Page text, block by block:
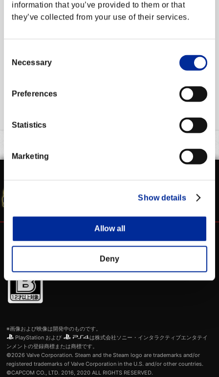
information that you’ve provided to them or that
they’ve collected from your use of their services.
Selection
Necessary
Preferences
Statistics
Marketing
Show details
Allow all
Deny
メンテナンス
・対戦ダイヤグラムに 2023/04の統計情報を追加
・キャラクター使用率に2023/04の統計情報を追加
※画像および映像は開発中のものです。
PlayStation および
は株式会社ソニー・インタラクティブエンタテイ
ンメントの登録商標または商標です。
©2026 Valve Corporation. Steam and the Steam logo are trademarks and/or
registered trademarks of Valve Corporation in the U.S. and/or other countries.
©CAPCOM CO., LTD. 2016, 2020 ALL RIGHTS RESERVED.